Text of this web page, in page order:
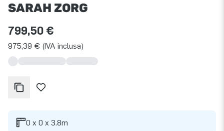
SARAH ZORG
799,50 €
975,39 € (IVA inclusa)
0 x 0 x 3.8m